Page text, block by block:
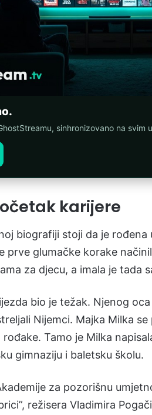
sinhronizovano na svim
karijere
biografiji stoji da je rođena
prve glumačke korake
za djecu, a imala je tada
bio je težak. Njenog
Nijemci. Majka Milka
Tamo je Milka
gimnaziju i baletsku školu.
za pozorišnu
režisera Vladimira